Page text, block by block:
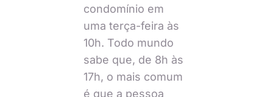
condomínio em
uma terça-feira às
10h. Todo mundo
sabe que, de 8h às
17h, o mais comum
é que a pessoa